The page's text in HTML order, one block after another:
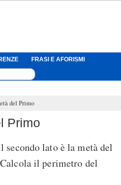
FRASI E AFORISMI
del Primo
Primo
lato è la metà del
il perimetro del